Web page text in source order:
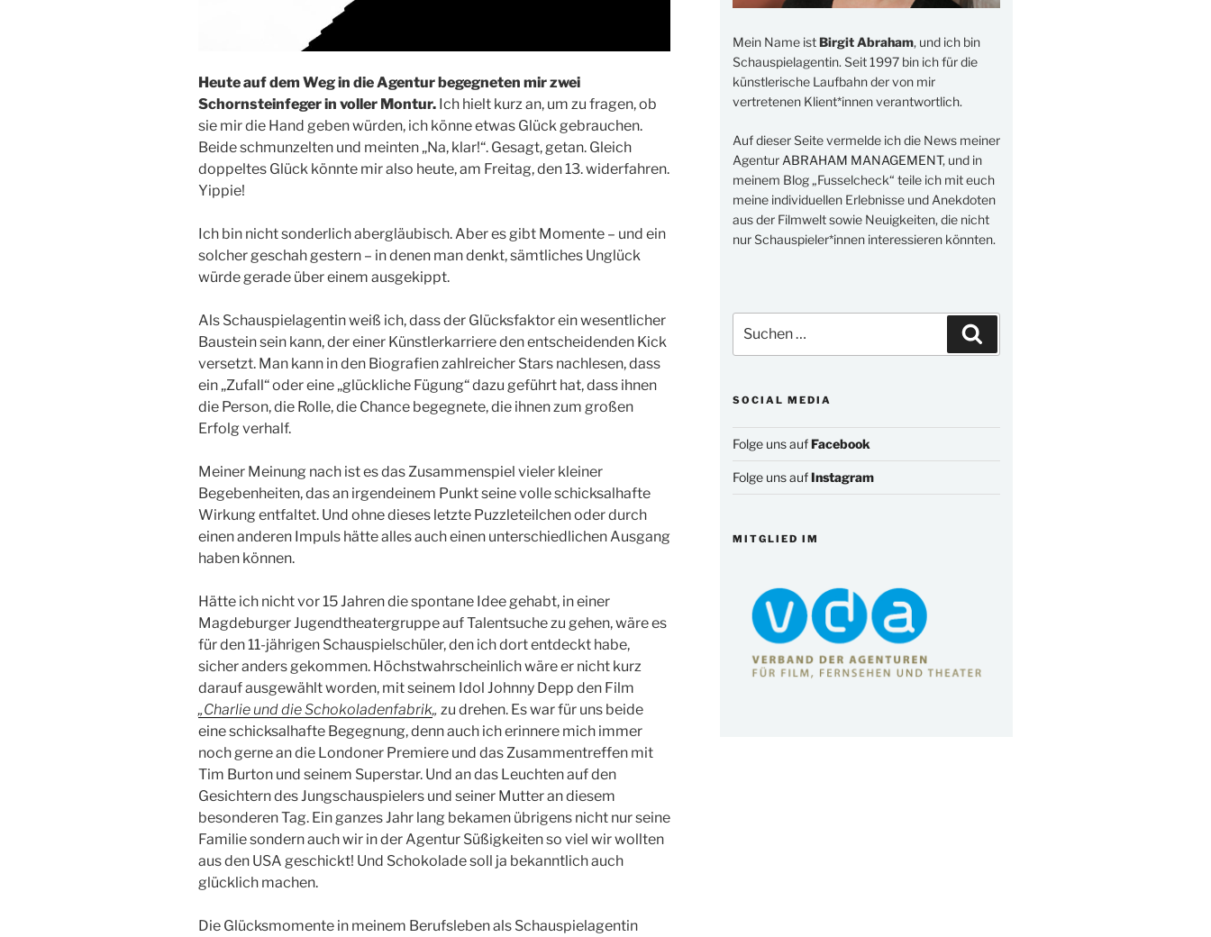
Heute auf dem Weg in die Agentur begegneten mir zwei
Schornsteinfeger in voller Montur. Ich hielt kurz an, um zu fragen, ob
sie mir die Hand geben würden, ich könne etwas Glück gebrauchen.
Beide schmunzelten und meinten „Na, klar!“. Gesagt, getan. Gleich
doppeltes Glück könnte mir also heute, am Freitag, den 13. widerfahren.
Yippie!
Ich bin nicht sonderlich abergläubisch. Aber es gibt Momente – und ein
solcher geschah gestern – in denen man denkt, sämtliches Unglück
würde gerade über einem ausgekippt.
Als Schauspielagentin weiß ich, dass der Glücksfaktor ein wesentlicher
Baustein sein kann, der einer Künstlerkarriere den entscheidenden Kick
versetzt. Man kann in den Biografien zahlreicher Stars nachlesen, dass
ein „Zufall“ oder eine „glückliche Fügung“ dazu geführt hat, dass ihnen
die Person, die Rolle, die Chance begegnete, die ihnen zum großen
Erfolg verhalf.
Meiner Meinung nach ist es das Zusammenspiel vieler kleiner
Begebenheiten, das an irgendeinem Punkt seine volle schicksalhafte
Wirkung entfaltet. Und ohne dieses letzte Puzzleteilchen oder durch
einen anderen Impuls hätte alles auch einen unterschiedlichen Ausgang
haben können.
Hätte ich nicht vor 15 Jahren die spontane Idee gehabt, in einer
Magdeburger Jugendtheatergruppe auf Talentsuche zu gehen, wäre es
für den 11-jährigen Schauspielschüler, den ich dort entdeckt habe,
sicher anders gekommen. Höchstwahrscheinlich wäre er nicht kurz
darauf ausgewählt worden, mit seinem Idol Johnny Depp den Film
„Charlie und die Schokoladenfabrik„ zu drehen. Es war für uns beide
eine schicksalhafte Begegnung, denn auch ich erinnere mich immer
noch gerne an die Londoner Premiere und das Zusammentreffen mit
Tim Burton und seinem Superstar. Und an das Leuchten auf den
Gesichtern des Jungschauspielers und seiner Mutter an diesem
besonderen Tag. Ein ganzes Jahr lang bekamen übrigens nicht nur seine
Familie sondern auch wir in der Agentur Süßigkeiten so viel wir wollten
aus den USA geschickt! Und Schokolade soll ja bekanntlich auch
glücklich machen.
Die Glücksmomente in meinem Berufsleben als Schauspielagentin
Mein Name istBirgit Abraham, und ich bin
Schauspielagentin. Seit 1997 bin ich für die
künstlerische Laufbahn der von mir
vertretenen Klient*innen verantwortlich.
Auf dieser Seite vermelde ich die News meiner
Agentur ABRAHAM MANAGEMENT, und in
meinem Blog „Fusselcheck“ teile ich mit euch
meine individuellen Erlebnisse und Anekdoten
aus der Filmwelt sowie Neuigkeiten, die nicht
nur Schauspieler*innen interessieren könnten.
nach:
SOCIAL MEDIA
Folge uns aufFacebook
Folge uns aufInstagram
MITGLIED IM